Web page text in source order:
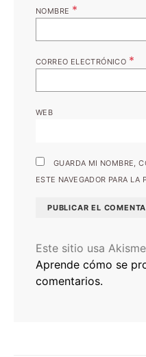
NOMBRE *
CORREO ELECTRÓNICO *
WEB
GUARDA MI NOMBRE,
ESTE NAVEGADOR PARA LA
Este sitio usa
Aprende cómo se
comentarios.